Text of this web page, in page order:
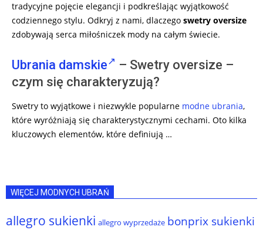
tradycyjne pojęcie elegancji i podkreślając wyjątkowość
codziennego stylu. Odkryj z nami, dlaczego swetry oversize
zdobywają serca miłośniczek mody na całym świecie.
Ubrania damskie
– Swetry oversize –
czym się charakteryzują?
Swetry to wyjątkowe i niezwykle popularne modne ubrania,
które wyróżniają się charakterystycznymi cechami. Oto kilka
kluczowych elementów, które definiują …
WIĘCEJ MODNYCH UBRAŃ
allegro sukienki allegro wyprzedaże bonprix sukienki